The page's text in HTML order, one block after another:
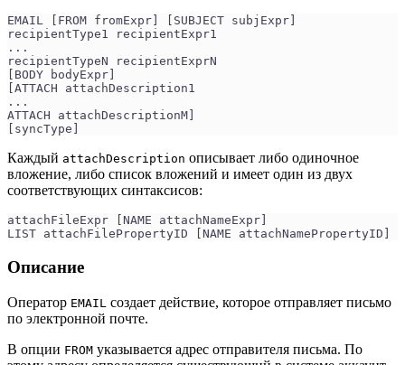
EMAIL [FROM fromExpr] [SUBJECT subjExpr]
recipientType1 recipientExpr1
...
recipientTypeN recipientExprN
[BODY bodyExpr]
[ATTACH attachDescription1
...
ATTACH attachDescriptionM]
[syncType]
Каждый attachDescription описывает либо одиночное
вложение, либо список вложений и имеет один из двух
соответствующих синтаксисов:
attachFileExpr [NAME attachNameExpr]
LIST attachFilePropertyID [NAME attachNamePropertyID]
Описание
Оператор EMAIL создает действие, которое отправляет письмо
по электронной почте.
В опции FROM указывается адрес отправителя письма. По